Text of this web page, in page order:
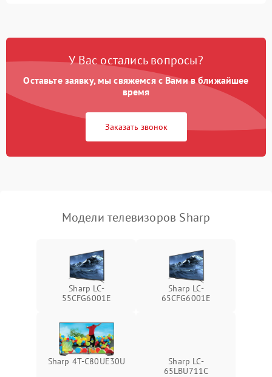
Сеть и подключения
Аудио
Сетевая
У Вас остались вопросы?
Оставьте заявку, мы свяжемся с Вами в ближайшее
время
Заказать звонок
Модели телевизоров Sharp
Sharp LC-
55CFG6001E
Sharp LC-
65CFG6001E
Sharp 4T-C80UE30U
Sharp LC-
65LBU711C